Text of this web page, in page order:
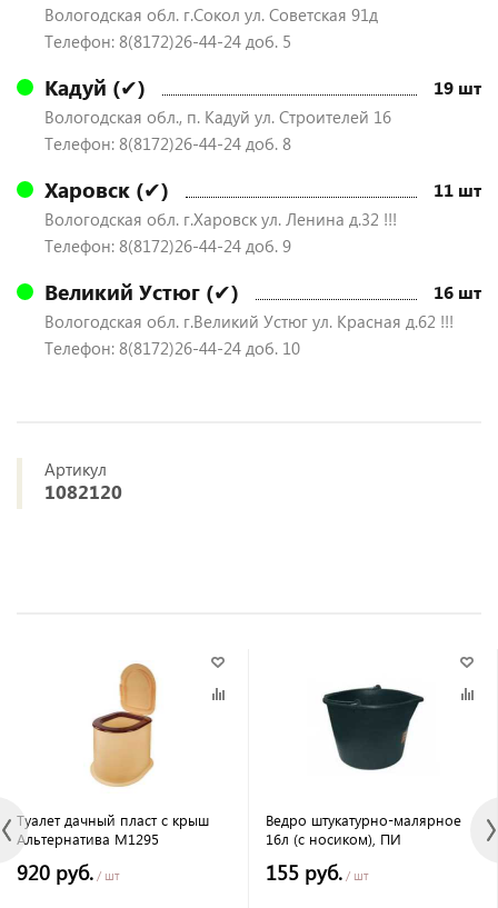
Вологодская обл. г.Сокол ул. Советская 91д
Телефон: 8(8172)26-44-24 доб. 5
Кадуй (✔) 19 шт
Вологодская обл., п. Кадуй ул. Строителей 16
Телефон: 8(8172)26-44-24 доб. 8
Харовск (✔) 11 шт
Вологодская обл. г.Харовск ул. Ленина д.32 !!!
Телефон: 8(8172)26-44-24 доб. 9
Великий Устюг (✔) 16 шт
Вологодская обл. г.Великий Устюг ул. Красная д.62 !!!
Телефон: 8(8172)26-44-24 доб. 10
Артикул
1082120
Туалет дачный пласт с крыш
Альтернатива М1295
920 руб. / шт
Ведро штукатурно-малярное
16л (с носиком), ПИ
155 руб. / шт